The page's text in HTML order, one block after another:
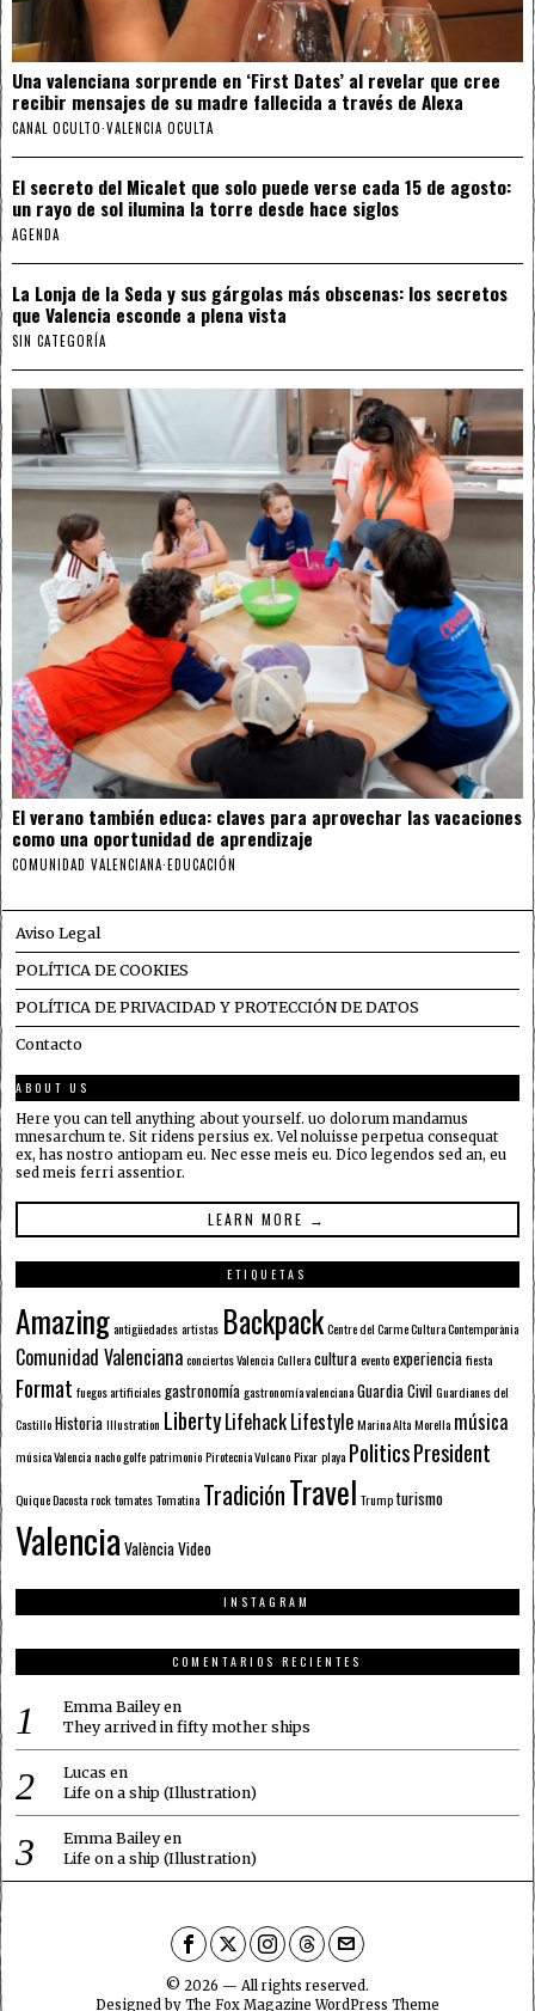
Una valenciana sorprende en ‘First Dates’ al revelar que cree
recibir mensajes de su madre fallecida a través de Alexa
CANAL OCULTO·VALENCIA OCULTA
El secreto del Micalet que solo puede verse cada 15 de agosto:
un rayo de sol ilumina la torre desde hace siglos
AGENDA
La Lonja de la Seda y sus gárgolas más obscenas: los secretos
que Valencia esconde a plena vista
SIN CATEGORÍA
El verano también educa: claves para aprovechar las vacaciones
como una oportunidad de aprendizaje
COMUNIDAD VALENCIANA·EDUCACIÓN
Aviso Legal
POLÍTICA DE COOKIES
POLÍTICA DE PRIVACIDAD Y PROTECCIÓN DE DATOS
Contacto
ABOUT US
Here you can tell anything about yourself. uo dolorum mandamus
mnesarchum te. Sit ridens persius ex. Vel noluisse perpetua consequat
ex, has nostro antiopam eu. Nec esse meis eu. Dico legendos sed an, eu
sed meis ferri assentior.
LEARN MORE →
ETIQUETAS
Amazing antigüedades artistas Backpack Centre del Carme Cultura Contemporània
Comunidad Valenciana conciertos Valencia Cullera cultura evento experiencia fiesta
Format fuegos artificiales gastronomía gastronomía valenciana Guardia Civil Guardianes del
Castillo Historia Illustration LibertyLifehackLifestyle Marina Alta Morella música
música Valencia nacho golfe patrimonio Pirotecnia Vulcano Pixar playa PoliticsPresident
Quique Dacosta rock tomates Tomatina TradiciónTravel Trump turismo
Valencia ValènciaVideo
INSTAGRAM
COMENTARIOS RECIENTES
Emma Baileyen
They arrived in fifty mother ships
Lucas en
Life on a ship (Illustration)
Emma Baileyen
Life on a ship (Illustration)
© 2026 — All rights reserved.
Designed by The Fox Magazine WordPress Theme